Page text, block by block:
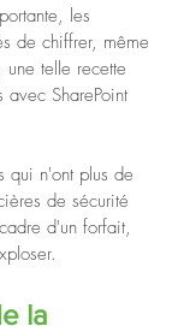
les
de chiffrer, même
telle recette
avec SharePoint
qui n'ont plus de
de sécurité
d'un forfait,
la